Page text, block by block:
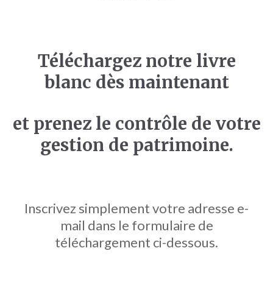
Téléchargez notre livre
blanc dès maintenant
et prenez le contrôle de votre
gestion de patrimoine.
Inscrivez simplement votre adresse e-
mail dans le formulaire de
téléchargement ci-dessous.